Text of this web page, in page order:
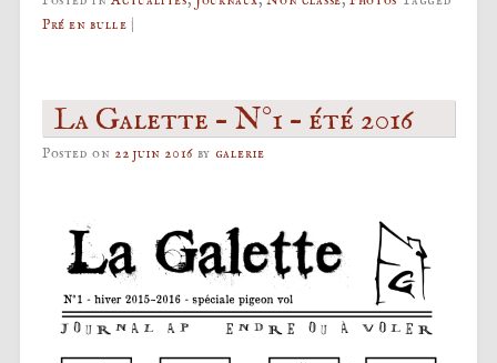
Pré en bulle |
La Galette – N°1 – été 2016
Posted on 22 juin 2016 by galerie